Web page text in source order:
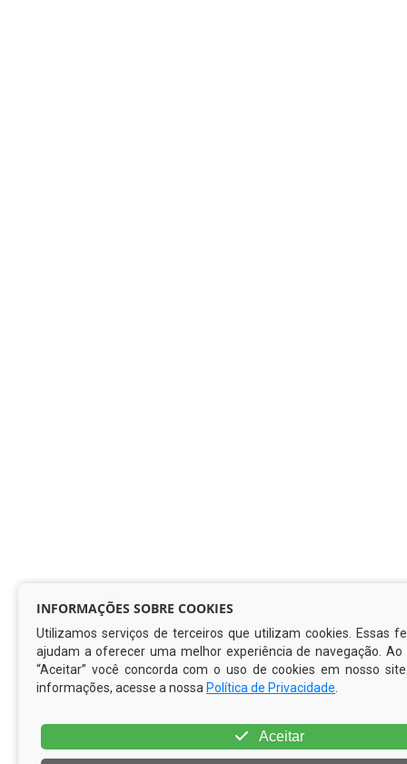
INFORMAÇÕES SOBRE COOKIES
Utilizamos serviços de terceiros que utilizam cookies. Essas
ajudam a oferecer uma melhor experiência de navegação. Ao
“Aceitar” você concorda com o uso de cookies em nosso
informações, acesse a nossa Política de Privacidade
Aceitar